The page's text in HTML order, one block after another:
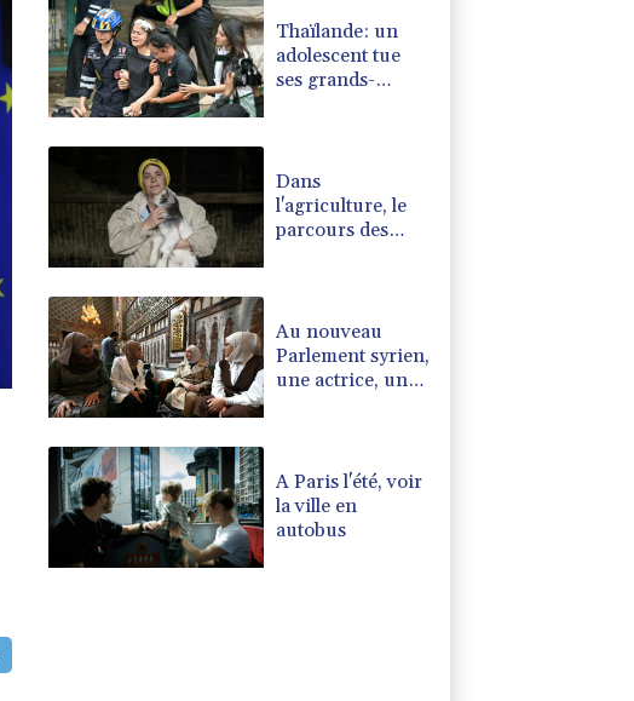
Thaïlande: un
adolescent tue
ses grands-
Dans
l'agriculture, le
parcours des
Au nouveau
Parlement syrien,
une actrice, une
A Paris l'été, voir
la ville en
autobus